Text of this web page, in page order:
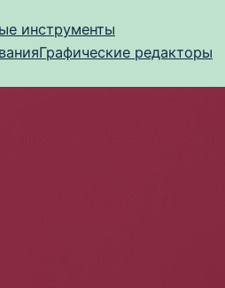
инструменты
Графические редакторы